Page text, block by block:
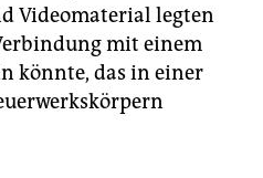
Videomaterial legten
mit einem
könnte, das in einer